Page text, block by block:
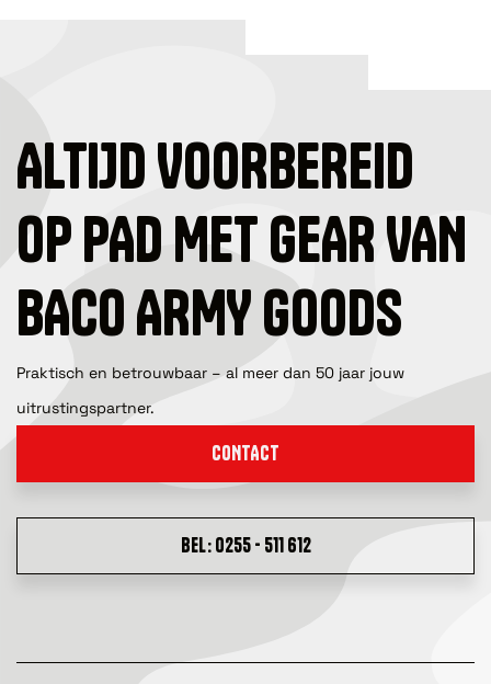
ALTIJD VOORBEREID
OP PAD MET GEAR VAN
BACO ARMY GOODS
Praktisch en betrouwbaar – al meer dan 50 jaar jouw
uitrustingspartner.
CONTACT
BEL: 0255 - 511 612